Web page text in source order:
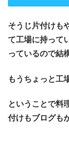
そうじ片付けも
て工場に持って
っているので結
もうちょっと工
ということで料
付けもブログも